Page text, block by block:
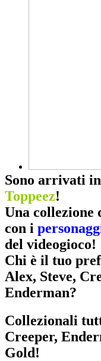
Sono arrivati
Toppeez!
Una collezione
con i
del videogioco!
Chi è il tuo
Alex, Steve,
Enderman?
Collezionali
Creeper,
Gold!